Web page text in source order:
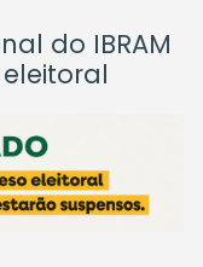
do IBRAM